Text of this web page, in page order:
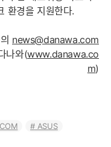
환경을 지원한다.
news@danawa.com
나와(www.danawa.co
m)
ASUS